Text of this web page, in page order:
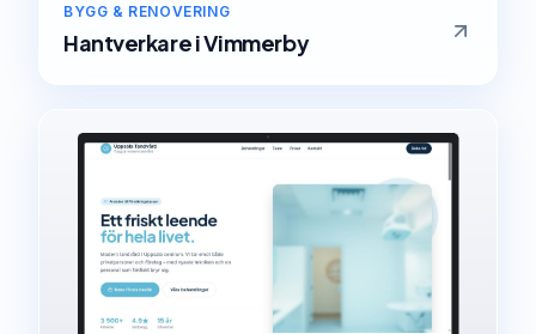
BYGG & RENOVERING
HantverkareiVimmerby